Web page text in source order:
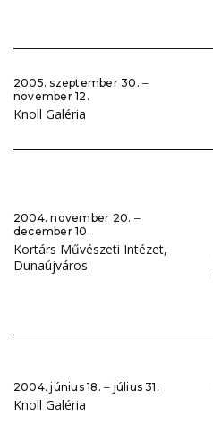
2005. szeptember 30. ‒
november 12.
Knoll Galéria
2004. november 20. ‒
december 10.
Kortárs Művészeti Intézet,
Dunaújváros
2004. június 18. ‒ július 31.
Knoll Galéria